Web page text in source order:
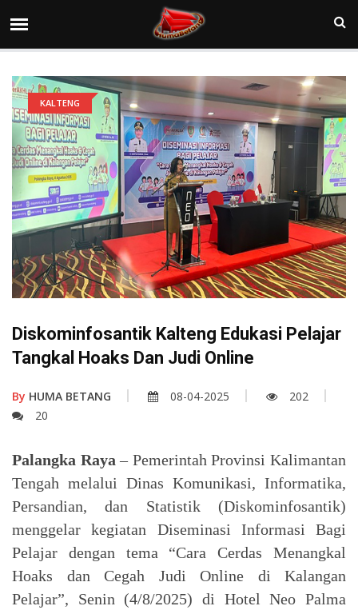
KALTENG
Diskominfosantik Kalteng Edukasi Pelajar
Tangkal Hoaks Dan Judi Online
By HUMA BETANG 08-04-2025
202
20
Palangka Raya – Pemerintah Provinsi Kalimantan
Tengah melalui Dinas Komunikasi, Informatika,
Persandian, dan Statistik (Diskominfosantik)
menggelar kegiatan Diseminasi Informasi Bagi
Pelajar dengan tema “Cara Cerdas Menangkal
Hoaks dan Cegah Judi Online di Kalangan
Pelajar”, Senin (4/8/2025) di Hotel Neo Palma